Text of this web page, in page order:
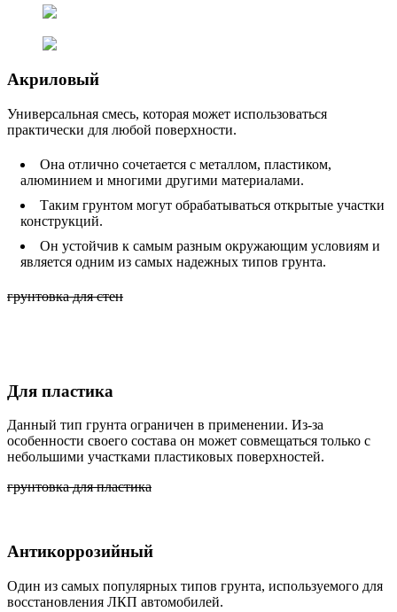
Акриловый
Универсальная смесь, которая может использоваться
практически для любой поверхности.
Она отлично сочетается с металлом, пластиком,
алюминием и многими другими материалами.
Таким грунтом могут обрабатываться открытые участки
конструкций.
Он устойчив к самым разным окружающим условиям и
является одним из самых надежных типов грунта.
грунтовка для стен
Для пластика
Данный тип грунта ограничен в применении. Из-за
особенности своего состава он может совмещаться только с
небольшими участками пластиковых поверхностей.
грунтовка для пластика
Антикоррозийный
Один из самых популярных типов грунта, используемого для
восстановления ЛКП автомобилей.